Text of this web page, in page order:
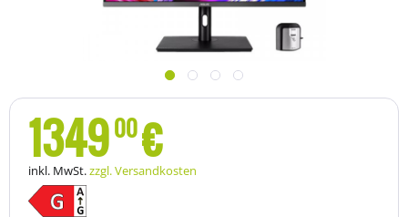
134900€
inkl. MwSt.zzgl. Versandkosten